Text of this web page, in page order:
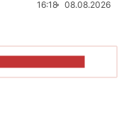
16:18 08.08.2026